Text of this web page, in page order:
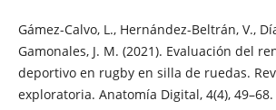
Gámez-Calvo, L., Hernández-Beltrán, V.,
Gamonales, J. M. (2021). Evaluación del
deportivo en rugby en silla de ruedas.
exploratoria. Anatomía Digital, 4(4), 49–68.